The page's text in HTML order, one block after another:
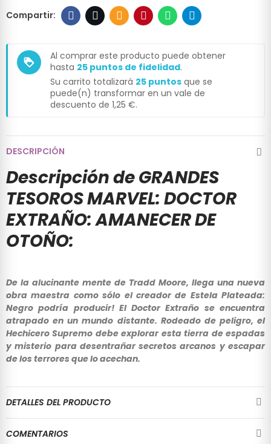
loyalty
Al comprar este producto puede obtener
hasta 25 puntos de fidelidad.
Su carrito totalizará 25 puntos que se
puede(n) transformar en un vale de
descuento de 1,25 €.
DESCRIPCIÓN
Descripción de GRANDES
TESOROS MARVEL: DOCTOR
EXTRAÑO: AMANECER DE
OTOÑO:
De la alucinante mente de Tradd Moore, llega una nueva
obra maestra como sólo el creador de Estela Plateada:
Negro podría producir! El Doctor Extraño se encuentra
atrapado en un mundo distante. Rodeado de peligro, el
Hechicero Supremo debe explorar esta tierra de espadas
y misterio para desentrañar secretos arcanos y escapar
de los terrores que lo acechan.
DETALLES DEL PRODUCTO
COMENTARIOS